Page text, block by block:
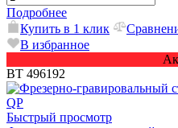
Подробнее
Купить в 1 клик
В избранное
ВТ 496192
Быстрый просмотр